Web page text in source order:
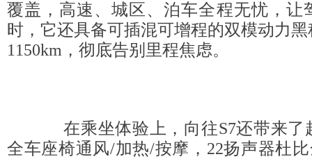
覆盖，高速、城区、泊车全程无忧，让
时，它还具备可插混可增程的双模动力
1150km，彻底告别里程焦虑。
在乘坐体验上，向往S7还带来了
全车座椅通风/加热/按摩，22扬声器杜